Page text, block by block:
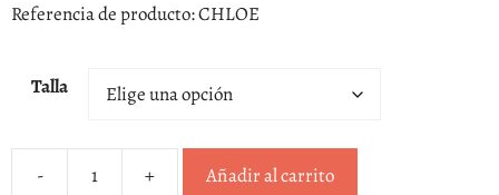
Referencia de producto: CHLOE
Talla
-
Merceditas
+ Añadir al carrito